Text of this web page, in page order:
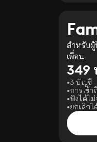
สำหรับผู้
เพื่อน
349
3 บัญชี
การเข้
ฟังได้ไ
ยกเลิกไ